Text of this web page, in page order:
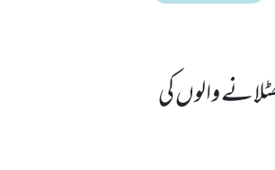
والوں کی